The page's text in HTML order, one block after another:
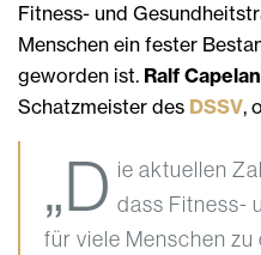
Fitness- und
Menschen ein fester
geworden ist. Ralf Capelan
Schatzmeister des DSSV,
„D ie aktuellen
dass Fitness-
für viele Menschen